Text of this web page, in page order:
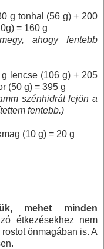
g tonhal (56 g) + 200
= 160 g
ahogy fentebb
lencse (106 g) + 205
(50 g) = 395 g
szénhidrát lejön a
fentebb.)
(10 g) = 20 g
mehet minden
étkezésekhez nem
önmagában is. A